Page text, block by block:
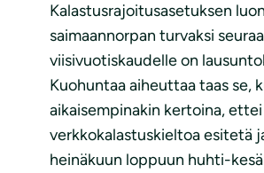
Kalastusrajoitusasetuksen
saimaannorpan turvaksi
viisivuotiskaudelle on
Kuohuntaa aiheuttaa taas se,
aikaisempinakin kertoina, ettei
verkkokalastuskieltoa esitetä
heinäkuun loppuun huhti-